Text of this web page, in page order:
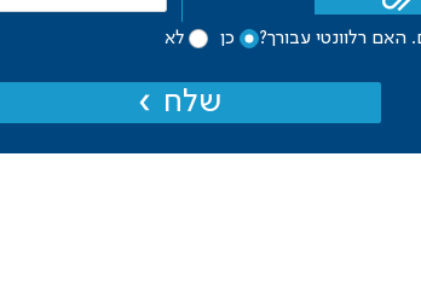
רלוונטי עבורך? כן
לא
שלח